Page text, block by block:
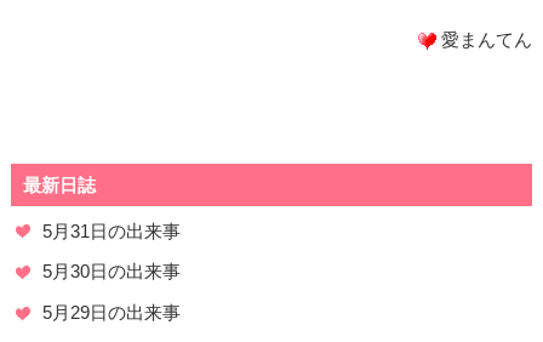
愛まんてん
最新日誌
5月31日の出来事
5月30日の出来事
5月29日の出来事